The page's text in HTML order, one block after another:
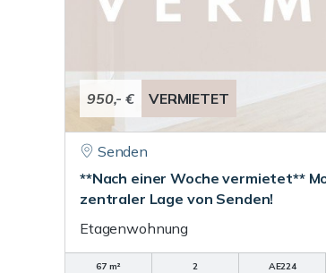
950,- € VERMIETET
Senden
**Nach einer Woche vermietet**
zentraler Lage von Senden!
Etagenwohnung
67 m²
2
AE224